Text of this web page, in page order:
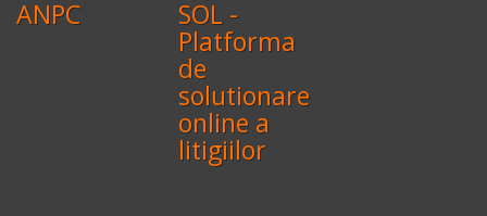
ANPC SOL -
Platforma
de
solutionare
online a
litigiilor